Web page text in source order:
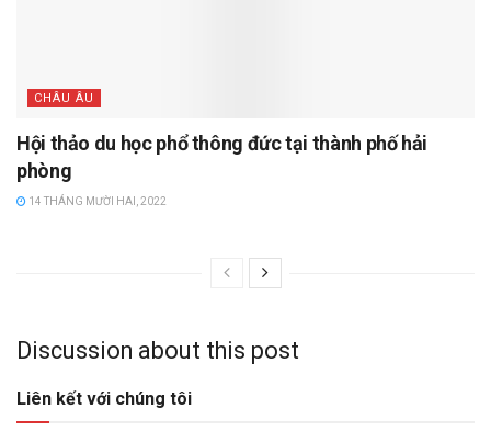
CHÂU ÂU
Hội thảo du học phổ thông đức tại thành phố hải
phòng
14 THÁNG MƯỜI HAI, 2022
Discussion about this post
Liên kết với chúng tôi